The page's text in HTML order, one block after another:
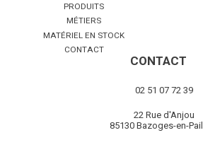
PRODUITS
MÉTIERS
MATÉRIEL EN STOCK
CONTACT
CONTACT
02 51 07 72 39
22 Rue d'Anjou
85130 Bazoges-en-